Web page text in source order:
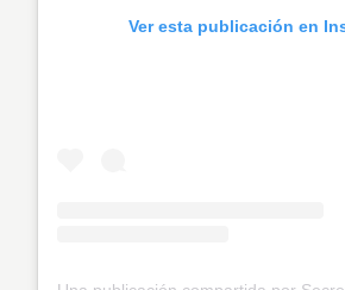
Ver esta publicación en